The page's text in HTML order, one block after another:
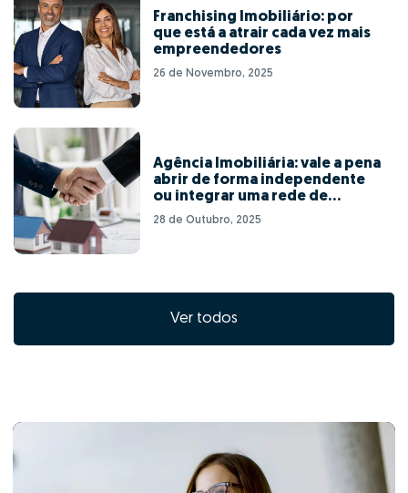
Franchising Imobiliário: por
que está a atrair cada vez mais
empreendedores
26 de Novembro, 2025
Agência Imobiliária: vale a pena
abrir de forma independente
ou integrar uma rede de
franchising?
28 de Outubro, 2025
Ver todos